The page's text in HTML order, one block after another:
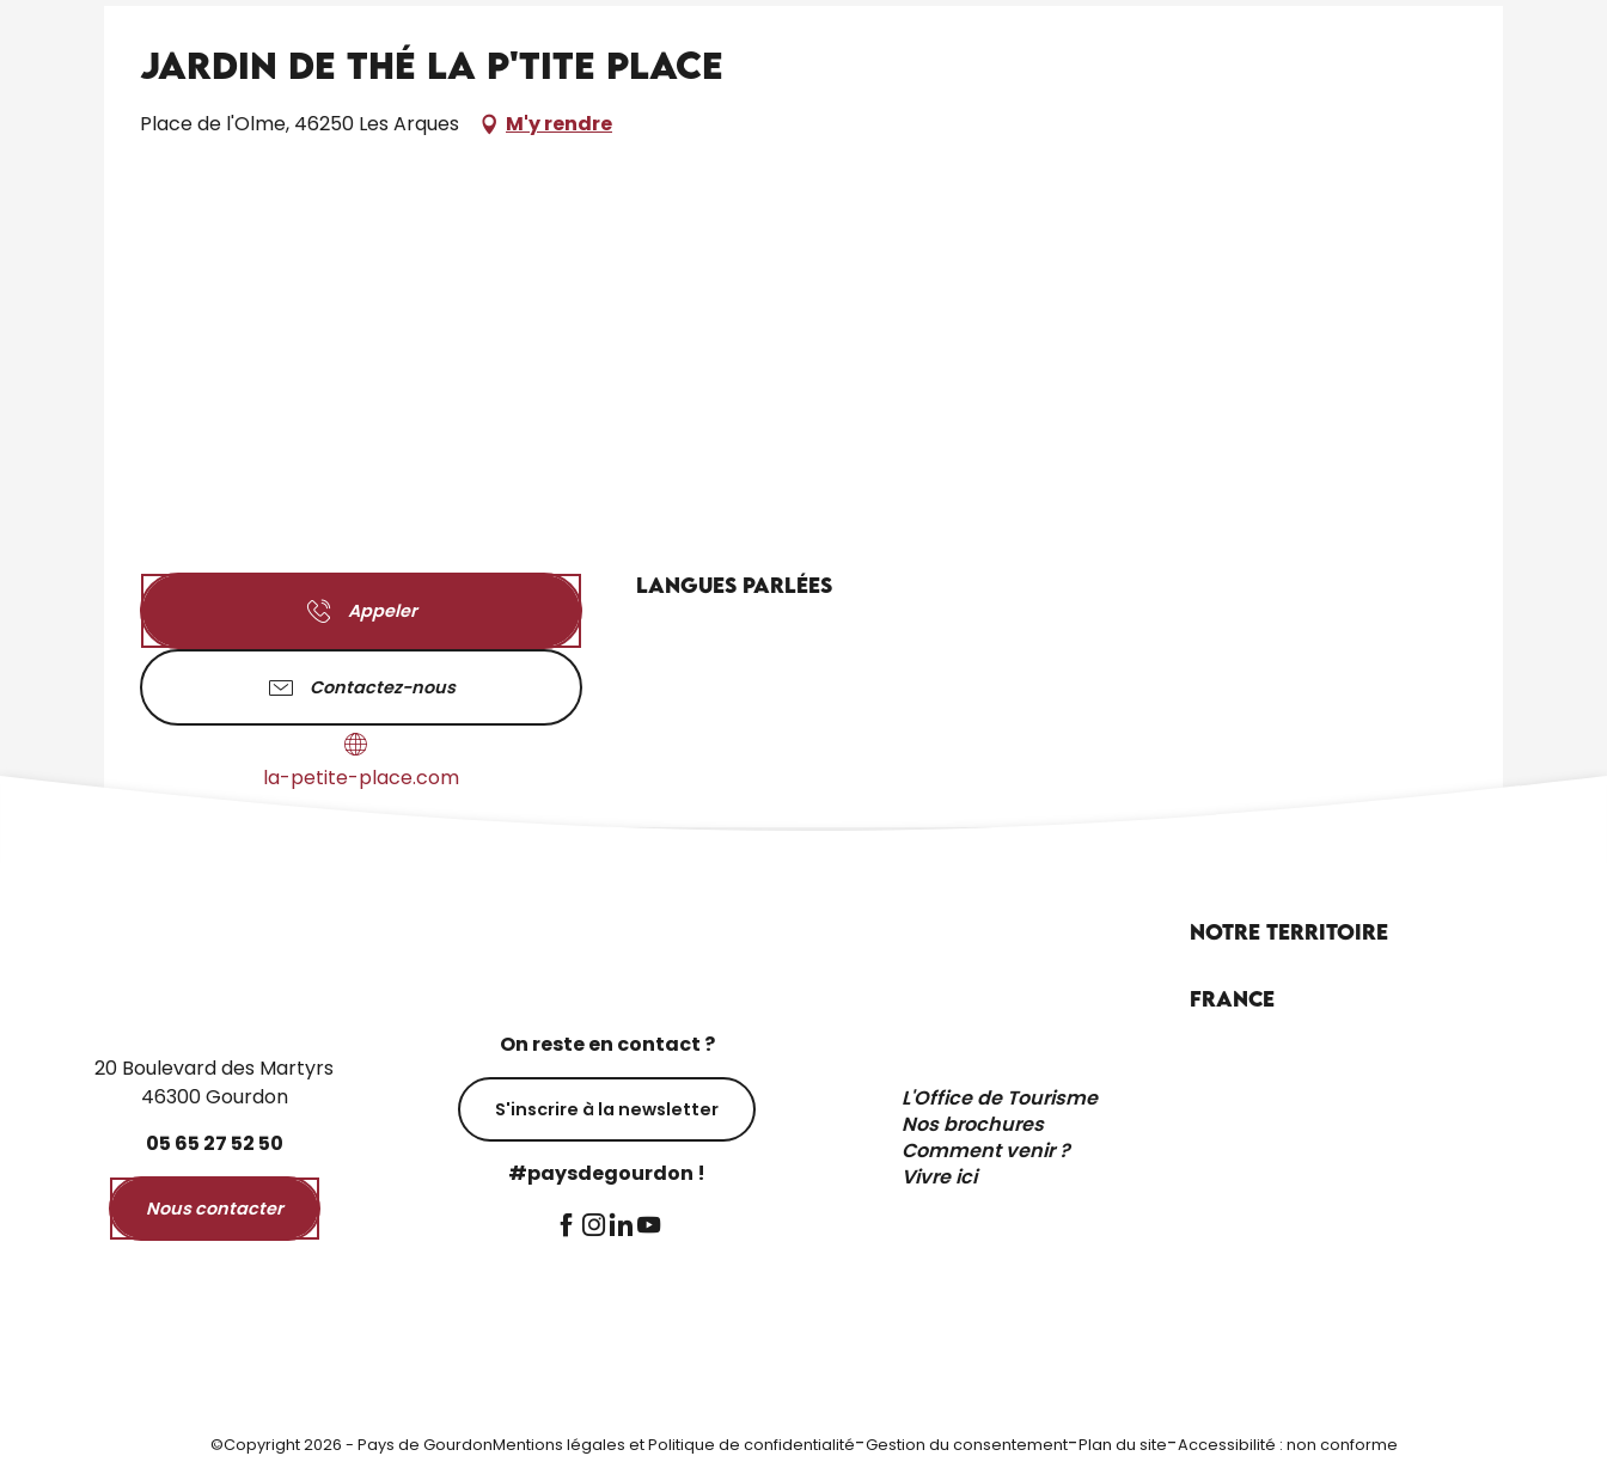
Jardin de thé La P'tite Place
Place de l'Olme, 46250 Les Arques M'y rendre
Appeler
Contactez-nous
la-petite-place.com
Langues parlées
Langues parlées
20 Boulevard des Martyrs
46300 Gourdon
05 65 27 52 50
Nous contacter
On reste en contact ?
S'inscrire à la newsletter
#paysdegourdon !
L'Office de Tourisme
Nos brochures
Comment venir ?
Vivre ici
Notre territoire
France
©Copyright 2026 - Pays de GourdonMentions légales et Politique de confidentialité-Gestion du consentement-Plan du site-Accessibilité : non conforme